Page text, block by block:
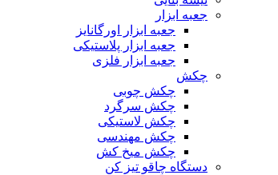
جعبه ابزار
جعبه ابزار اورگانایز
جعبه ابزار پلاستیکی
جعبه ابزار فلزی
چکش
چکش چوبی
چکش سرگرد
چکش لاستیکی
چکش مهندسی
چکش میخ کش
دستگاه چاقو تیز کن